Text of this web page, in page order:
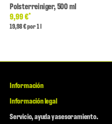
Polsterreiniger, 500 ml
9,99 €*
19,98 € por 1 l
Información
Información legal
Servicio, ayuda y asesoramiento.